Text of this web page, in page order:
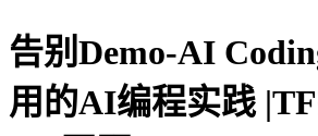
告别Demo-AI
用的AI编程实践